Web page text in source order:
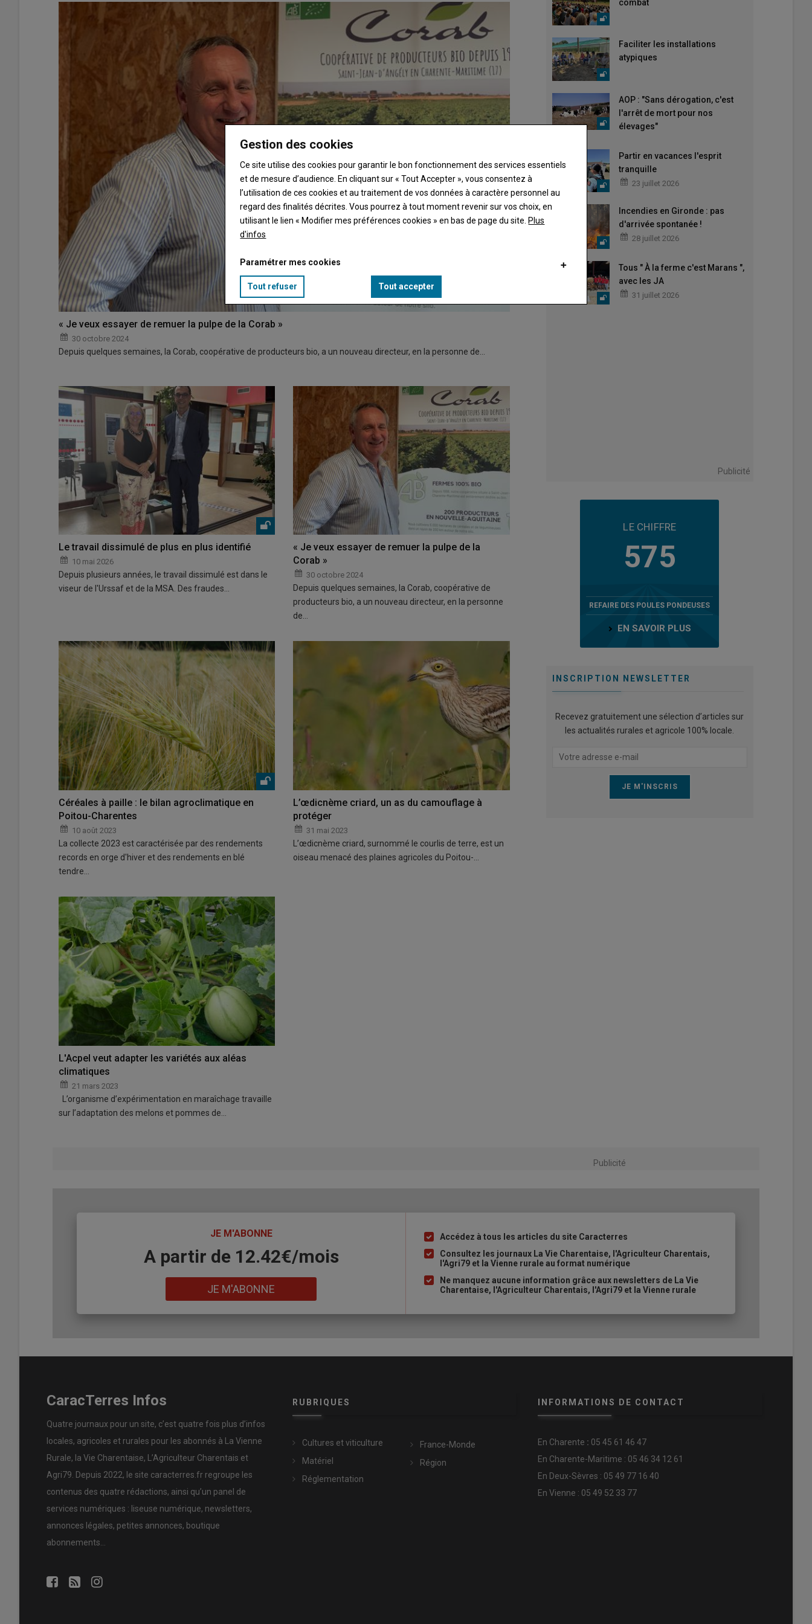
« Je veux essayer de remuer la pulpe de la Corab »
30 octobre 2024
Depuis quelques semaines, la Corab, coopérative de producteurs bio, a un nouveau directeur, en la personne de…
Le travail dissimulé de plus en plus identifié
10 mai 2026
Depuis plusieurs années, le travail dissimulé est dans le
viseur de l'Urssaf et de la MSA. Des fraudes…
« Je veux essayer de remuer la pulpe de la
Corab »
30 octobre 2024
Depuis quelques semaines, la Corab, coopérative de
producteurs bio, a un nouveau directeur, en la personne
de…
Céréales à paille : le bilan agroclimatique en
Poitou-Charentes
10 août 2023
La collecte 2023 est caractérisée par des rendements
records en orge d'hiver et des rendements en blé
tendre…
L’œdicnème criard, un as du camouflage à
protéger
31 mai 2023
L’œdicnème criard, surnommé le courlis de terre, est un
oiseau menacé des plaines agricoles du Poitou-…
L'Acpel veut adapter les variétés aux aléas
climatiques
21 mars 2023
L’organisme d’expérimentation en maraîchage travaille
sur l’adaptation des melons et pommes de…
combat
Faciliter les installations
atypiques
AOP : "Sans dérogation, c'est
l'arrêt de mort pour nos
élevages"
Partir en vacances l'esprit
tranquille
23 juillet 2026
Incendies en Gironde : pas
d'arrivée spontanée !
28 juillet 2026
Tous " À la ferme c'est Marans ",
avec les JA
31 juillet 2026
Publicité
LE CHIFFRE
575
REFAIRE DES POULES PONDEUSES
EN SAVOIR PLUS
INSCRIPTION NEWSLETTER
Recevez gratuitement une sélection d’articles sur
les actualités rurales et agricole 100% locale.
Publicité
JE M'ABONNE
A partir de 12.42€/mois
JE M'ABONNE
Liste
à
puce
Accédez à tous les articles du site Caracterres
Consultez les journaux La Vie Charentaise, l'Agriculteur Charentais,
l'Agri79 et la Vienne rurale au format numérique
Ne manquez aucune information grâce aux newsletters de La Vie
Charentaise, l'Agriculteur Charentais, l'Agri79 et la Vienne rurale
CaracTerres Infos
Quatre journaux pour un site, c’est quatre fois plus d’infos
locales, agricoles et rurales pour les abonnés à La Vienne
Rurale, la Vie Charentaise, L’Agriculteur Charentais et
Agri79. Depuis 2022, le site caracterres.fr regroupe les
contenus des quatre rédactions, ainsi qu’un panel de
services numériques : liseuse numérique, newsletters,
annonces légales, petites annonces, boutique
abonnements…
RUBRIQUES
Cultures et viticulture
Matériel
Réglementation
France-Monde
Région
INFORMATIONS DE CONTACT
En Charente : 05 45 61 46 47
En Charente-Maritime : 05 46 34 12 61
En Deux-Sèvres : 05 49 77 16 40
En Vienne : 05 49 52 33 77
Gestion des cookies
Ce site utilise des cookies pour garantir le bon fonctionnement des services essentiels
et de mesure d’audience. En cliquant sur « Tout Accepter », vous consentez à
l’utilisation de ces cookies et au traitement de vos données à caractère personnel au
regard des finalités décrites. Vous pourrez à tout moment revenir sur vos choix, en
utilisant le lien « Modifier mes préférences cookies » en bas de page du site. Plus
d'infos
Paramétrer mes cookies
Tout refuser Tout accepter